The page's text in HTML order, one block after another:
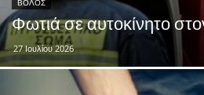
ΒΟΛΟΣ
Φωτιά σε αυτοκίνητο
27 Ιουλίου 2026